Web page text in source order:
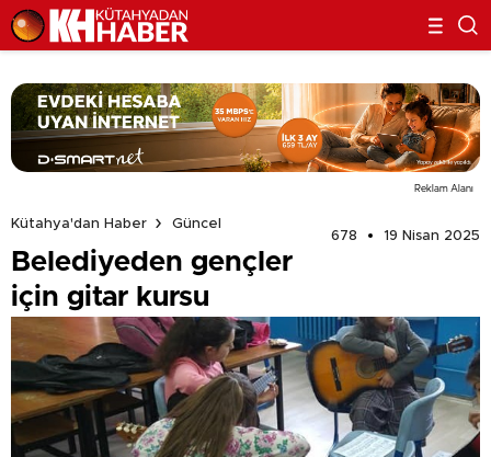
Reklam Alanı
Kütahya'dan Haber
Güncel
678
19 Nisan 2025
Belediyeden gençler
için gitar kursu